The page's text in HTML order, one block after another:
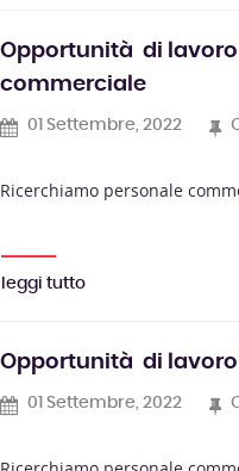
Opportunità di
commerciale
01 Settembre, 2022
Ricerchiamo personale
leggi tutto
Opportunità di
01 Settembre, 2022